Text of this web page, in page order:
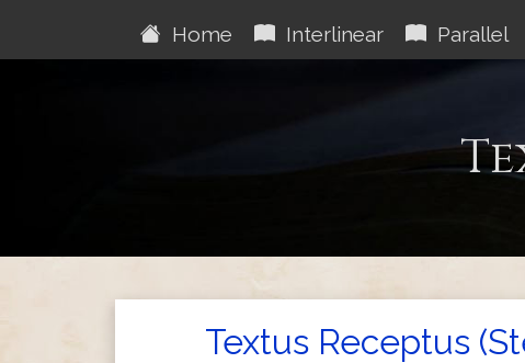
Home Interlinear Parallel
Textus Receptus